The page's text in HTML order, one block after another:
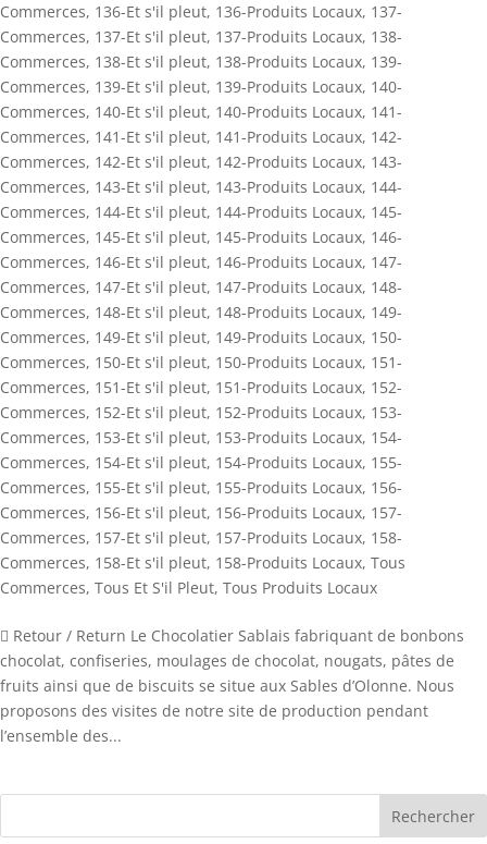
Commerces, 136-Et s'il pleut, 136-Produits Locaux, 137-
Commerces, 137-Et s'il pleut, 137-Produits Locaux, 138-
Commerces, 138-Et s'il pleut, 138-Produits Locaux, 139-
Commerces, 139-Et s'il pleut, 139-Produits Locaux, 140-
Commerces, 140-Et s'il pleut, 140-Produits Locaux, 141-
Commerces, 141-Et s'il pleut, 141-Produits Locaux, 142-
Commerces, 142-Et s'il pleut, 142-Produits Locaux, 143-
Commerces, 143-Et s'il pleut, 143-Produits Locaux, 144-
Commerces, 144-Et s'il pleut, 144-Produits Locaux, 145-
Commerces, 145-Et s'il pleut, 145-Produits Locaux, 146-
Commerces, 146-Et s'il pleut, 146-Produits Locaux, 147-
Commerces, 147-Et s'il pleut, 147-Produits Locaux, 148-
Commerces, 148-Et s'il pleut, 148-Produits Locaux, 149-
Commerces, 149-Et s'il pleut, 149-Produits Locaux, 150-
Commerces, 150-Et s'il pleut, 150-Produits Locaux, 151-
Commerces, 151-Et s'il pleut, 151-Produits Locaux, 152-
Commerces, 152-Et s'il pleut, 152-Produits Locaux, 153-
Commerces, 153-Et s'il pleut, 153-Produits Locaux, 154-
Commerces, 154-Et s'il pleut, 154-Produits Locaux, 155-
Commerces, 155-Et s'il pleut, 155-Produits Locaux, 156-
Commerces, 156-Et s'il pleut, 156-Produits Locaux, 157-
Commerces, 157-Et s'il pleut, 157-Produits Locaux, 158-
Commerces, 158-Et s'il pleut, 158-Produits Locaux, Tous
Commerces, Tous Et S'il Pleut, Tous Produits Locaux
 Retour / Return Le Chocolatier Sablais fabriquant de bonbons
chocolat, confiseries, moulages de chocolat, nougats, pâtes de
fruits ainsi que de biscuits se situe aux Sables d’Olonne. Nous
proposons des visites de notre site de production pendant
l’ensemble des...
Rechercher